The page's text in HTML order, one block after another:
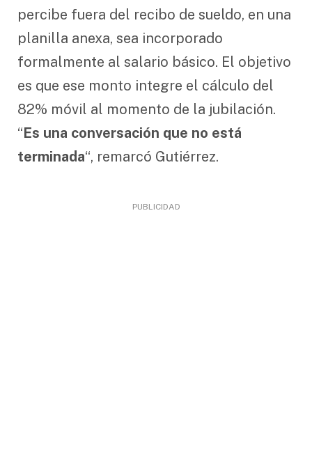
percibe fuera del recibo de sueldo, en una
planilla anexa, sea incorporado
formalmente al salario básico. El objetivo
es que ese monto integre el cálculo del
82% móvil al momento de la jubilación.
“Es una conversación que no está
terminada“, remarcó Gutiérrez.
PUBLICIDAD